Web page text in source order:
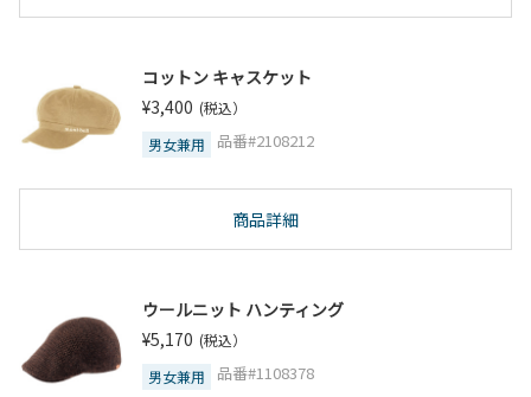
コットン キャスケット
¥3,400 (税込）
男女兼用
品番#2108212
商品詳細
ウールニット ハンティング
¥5,170 (税込）
男女兼用
品番#1108378